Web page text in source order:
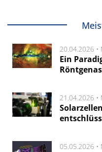
20.04.2026 •
Ein
21.04.2026 •
05.05.2026 •